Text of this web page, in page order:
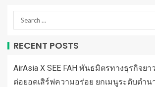
RECENT POSTS
AirAsia X SEE FAH พันธมิตรทางธุรกิจย
ต่อยอดเสิร์ฟความอร่อย ยกเมนูระดับตำน